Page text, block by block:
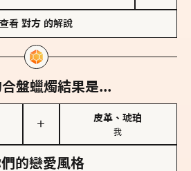
查看 對方 的解說
盤蠟燭結果是...
＋
皮革、琥珀
我
的戀愛風格